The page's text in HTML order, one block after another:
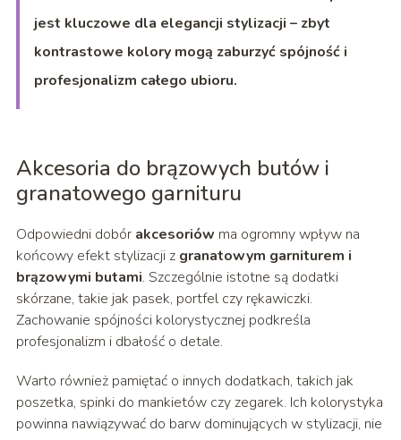
jest kluczowe dla elegancji stylizacji – zbyt
kontrastowe kolory mogą zaburzyć spójność i
profesjonalizm całego ubioru.
Akcesoria do brązowych butów i
granatowego garnituru
Odpowiedni dobór akcesoriów ma ogromny wpływ na
końcowy efekt stylizacji z granatowym garniturem i
brązowymi butami. Szczególnie istotne są dodatki
skórzane, takie jak pasek, portfel czy rękawiczki.
Zachowanie spójności kolorystycznej podkreśla
profesjonalizm i dbałość o detale.
Warto również pamiętać o innych dodatkach, takich jak
poszetka, spinki do mankietów czy zegarek. Ich kolorystyka
powinna nawiązywać do barw dominujących w stylizacji, nie